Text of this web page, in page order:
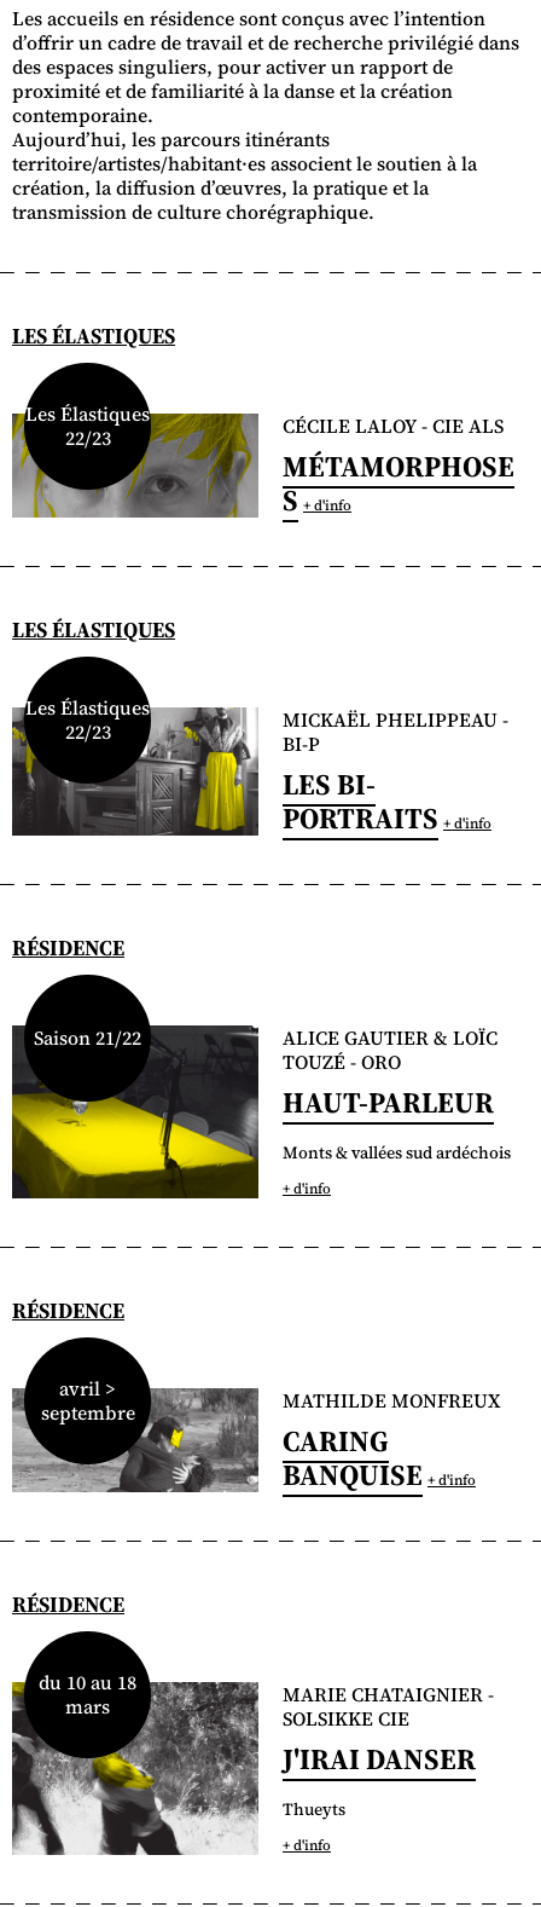
Les accueils en résidence sont conçus avec l’intention
d’offrir un cadre de travail et de recherche privilégié dans
des espaces singuliers, pour activer un rapport de
proximité et de familiarité à la danse et la création
contemporaine.
Aujourd’hui, les parcours itinérants
territoire/artistes/habitant·es associent le soutien à la
création, la diffusion d’œuvres, la pratique et la
transmission de culture chorégraphique.
LES ÉLASTIQUES
Les Élastiques
22/23
CÉCILE LALOY - CIE ALS
MÉTAMORPHOSE
S + d'info
LES ÉLASTIQUES
Les Élastiques
22/23
MICKAËL PHELIPPEAU -
BI-P
LES BI-
PORTRAITS + d'info
RÉSIDENCE
Saison 21/22
ALICE GAUTIER & LOÏC
TOUZÉ - ORO
HAUT-PARLEUR
Monts & vallées sud ardéchois
+ d'info
RÉSIDENCE
avril >
septembre
MATHILDE MONFREUX
CARING
BANQUISE + d'info
RÉSIDENCE
du 10 au 18
mars
MARIE CHATAIGNIER -
SOLSIKKE CIE
J'IRAI DANSER
Thueyts
+ d'info